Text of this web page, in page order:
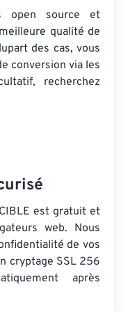
open source et
qualité de
des cas, vous
conversion via les
recherchez
est gratuit et
web. Nous
de vos
cryptage SSL 256
après